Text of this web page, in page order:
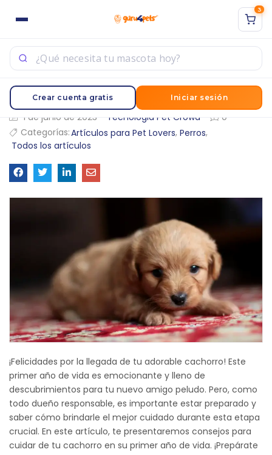
3
Crear cuenta gratis Iniciar sesión
1 de junio de 2023 Tecnologia Pet Crowd
0
Categorías:Artículos para Pet Lovers, Perros,
Todos los artículos
¡Felicidades por la llegada de tu adorable cachorro! Este
primer año de vida es emocionante y lleno de
descubrimientos para tu nuevo amigo peludo. Pero, como
todo dueño responsable, es importante estar preparado y
saber cómo brindarle el mejor cuidado durante esta etapa
crucial. En este artículo, te presentaremos consejos para
cuidar de tu cachorro en su primer año de vida. ¡Prepárate
Ingrese su nombre de usuario y contraseña para iniciar
sesión.
Acuérdate de mí